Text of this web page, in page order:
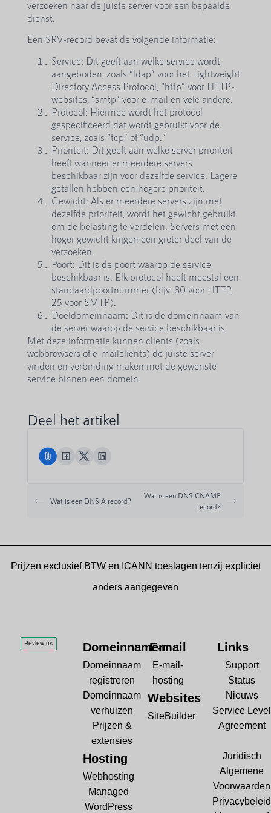
verzoeken naar de juiste server voor een bepaalde
dienst.
Een SRV-record bevat de volgende informatie:
Service: Dit geeft aan welke service wordt
aangeboden, zoals “ldap” voor het Lightweight
Directory Access Protocol, “http” voor HTTP-
websites, “smtp” voor e-mail en vele andere.
Protocol: Hiermee wordt het protocol
gespecificeerd dat wordt gebruikt voor de
service, zoals “tcp” of “udp.”
Prioriteit: Dit geeft aan welke server prioriteit
heeft wanneer er meerdere servers
beschikbaar zijn voor dezelfde service. Lagere
getallen hebben een hogere prioriteit.
Gewicht: Als er meerdere servers zijn met
dezelfde prioriteit, wordt het gewicht gebruikt
om de belasting te verdelen. Servers met een
hoger gewicht krijgen een groter deel van de
verzoeken.
Poort: Dit is de poort waarop de service
beschikbaar is. Elk protocol heeft meestal een
standaardpoortnummer (bijv. 80 voor HTTP,
25 voor SMTP).
Doeldomeinnaam: Dit is de domeinnaam van
de server waarop de service beschikbaar is.
Met deze informatie kunnen clients (zoals
webbrowsers of e-mailclients) de juiste server
vinden en verbinding maken met de gewenste
service binnen een domein.
Deel het artikel
Wat is een DNS A record?
Wat is een DNS CNAME
record?
Prijzen exclusief BTW en ICANN toeslagen tenzij expliciet
anders aangegeven
Domeinnamen
Domeinnaam
registreren
Domeinnaam
verhuizen
Prijzen &
extensies
Hosting
Webhosting
Managed
WordPress
E-mail
E-mail-
hosting
Websites
SiteBuilder
Links
Support
Status
Nieuws
Service Level
Agreement
Juridisch
Algemene
Voorwaarden
Privacybeleid